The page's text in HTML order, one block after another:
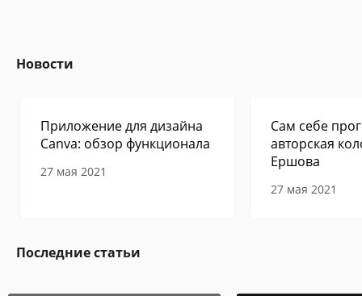
Новости
Приложение для дизайна
Canva: обзор функционала
27 мая 2021
Сам себе
авторская
Ершова
27 мая 2021
Последние статьи